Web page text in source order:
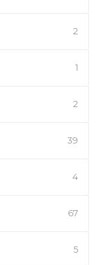
2
1
2
39
4
67
5